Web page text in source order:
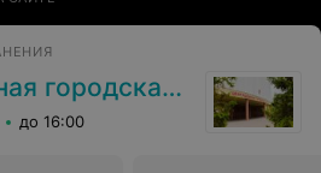
больница
до 16:00